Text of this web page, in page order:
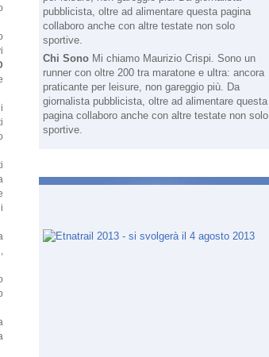
Chi Sono Mi chiamo Maurizio Crispi. Sono un
runner con oltre 200 tra maratone e ultra: ancora
praticante per leisure, non gareggio più. Da
giornalista pubblicista, oltre ad alimentare questa
pagina collaboro anche con altre testate non solo
sportive.